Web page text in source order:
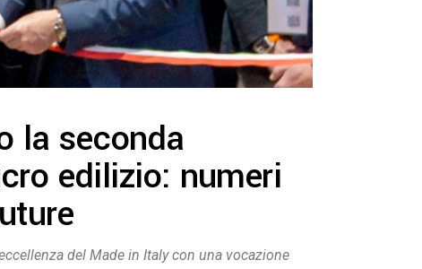
la seconda
edilizio: numeri
del Made in Italy con una vocazione